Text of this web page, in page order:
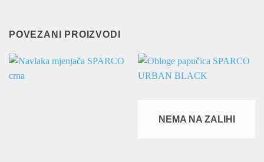
POVEZANI PROIZVODI
NEMA NA ZALIHI